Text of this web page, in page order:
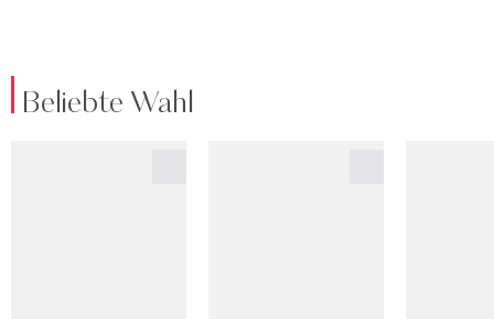
Beliebte Wahl